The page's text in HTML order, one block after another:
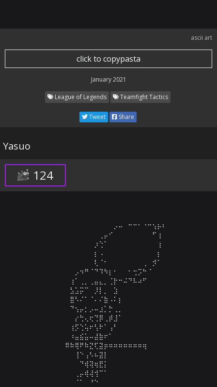
ascii art
click to copypasta
January 2021
League of Legends Teamfight Tactics
Tweet Share
Yasuo
124
⠀⠀⠀⠀⠀⠀⠀⠀⠀⠀⠀⠀⠀⠀⠀⠀⡠⠤⠀⠒⠒⠂⠐⠒⢢⡦⠆⠀⠀⠀
⠀⠀⠀⠀⠀⠀⠀⠀⠀⠀⠀⠀⠀⢀⡤⠊⠀⠀⠀⠀⠀⠀⠀⠀⠋⢰⠀⠀⠀⠀
⠀⠀⠀⠀⠀⠀⠀⠀⠀⠀⠀⠀⡰⢑⠁⠀⠀⠀⠀⠀⠀⠀⠀⠀⠀⢰⠀⠀⠀⠀
⠀⠀⠀⠀⠀⠀⠀⠀⠀⠀⠀⠀⡆⠠⠀⠀⠀⠀⠀⠀⠀⠀⠀⠀⠀⡆⠀⠀⠀⠀
⠀⠀⠀⠀⠀⠀⠀⠀⠀⠀⠀⠀⢇⠈⠂⠀⠀⠀⠀⠀⠀⠀⢀⠀⡺⠁⠀⠀⠀⠀
⠀⠀⠀⠀⠀⠀⠀⠀⡠⠲⠛⠈⠙⠹⠳⡆⠂⠀⠀⠂⢒⡩⠓⠈⠀⠀⠀⠀⠀⠀
⠀⠀⠀⠀⠀⠀⠀⢰⠁⢀⡀⢀⣤⣄⡀⢈⡗⠒⠬⠙⠧⠴⠋⠀⠀⠀⠀⠀⠀⠀
⠀⠀⠀⠀⠀⠀⠀⣣⣡⡭⠉⠀⡸⡇⡀⠀⣱⠀⠀⠀⠀⠀⠀⠀⠀⠀⠀⠀⠀⠀
⠀⠀⠀⠀⠀⠀⠀⣿⠣⠌⠁⠈⠄⠌⣷⠠⠅⡆⠀⠀⠀⠀⠀⠀⠀⠀⠀⠀⠀⠀
⠀⠀⠀⠀⠀⠀⠀⠙⢢⡤⡂⡠⠤⣰⡁⡓⢀⡀⠀⠀⠀⠀⠀⠀⠀⠀⠀⠀⠀⠀
⠀⠀⠀⠀⠀⠀⠀⠀⡔⢓⢄⢖⢙⡿⢀⡾⣸⠁⠀⠀⠀⠀⠀⠀⠀⠀⠀⠀⠀⠀
⠀⠀⠀⠀⠀⠀⠀⢰⡫⢑⢥⠖⢣⠗⠁⢠⠃⠀⠀⠀⠀⠀⠀⠀⠀⠀⠀⠀⠀⠀
⠀⠀⠀⠀⠀⠀⠀⠰⣤⣮⣥⠤⣼⣷⠖⠁⠀⠀⠀⠀⠀⠀⠀⠀⠀⠀⠀⠀⠀⠀
⠀⠀⠀⠀⠀⠀⠿⠷⢿⠟⠷⣝⢏⣽⡶⠶⠶⠶⠶⠶⠶⠶⢶⠀⠀⠀⠀⠀⠀⠀
⠀⠀⠀⠀⠀⠀⠀⠀⢸⠑⢠⠣⠦⣽⡇⠀⠀⠀⠀⠀⠀⠀⠀⠀⠀⠀⠀⠀⠀⠀
⠀⠀⠀⠀⠀⠀⠀⠀⠀⠙⢾⢽⢶⣟⡅⠀⠀⠀⠀⠀⠀⠀⠀⠀⠀⠀⠀⠀⠀⠀
⠀⠀⠀⠀⠀⠀⠀⠀⢀⡤⢾⢼⢺⠉⠁⠀⠀⠀⠀⠀⠀⠀⠀⠀⠀⠀⠀⠀⠀⠀
⠀⠀⠀⠀⠀⠀⠀⠀⠈⠁⠀⠘⠑⠀⠀⠀⠀⠀⠀⠀⠀⠀⠀⠀⠀⠀⠀⠀⠀⠀